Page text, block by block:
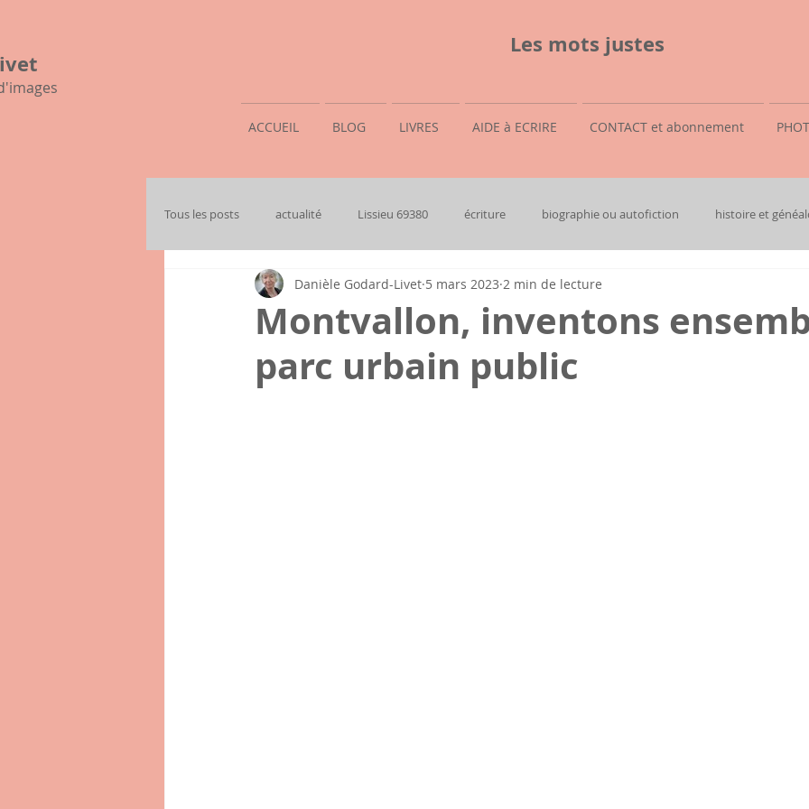
Les mots justes
ACCUEIL BLOG LIVRES AIDE à ECRIRE CONTACT et abonnement
Tous les posts actualité Lissieu 69380 écriture biographie ou autofiction histoire et
mon histoire familiale
Montvallon, inventons
parc urbain public
Danièle Godard-Livet 5 mars 2023 2 min de lecture